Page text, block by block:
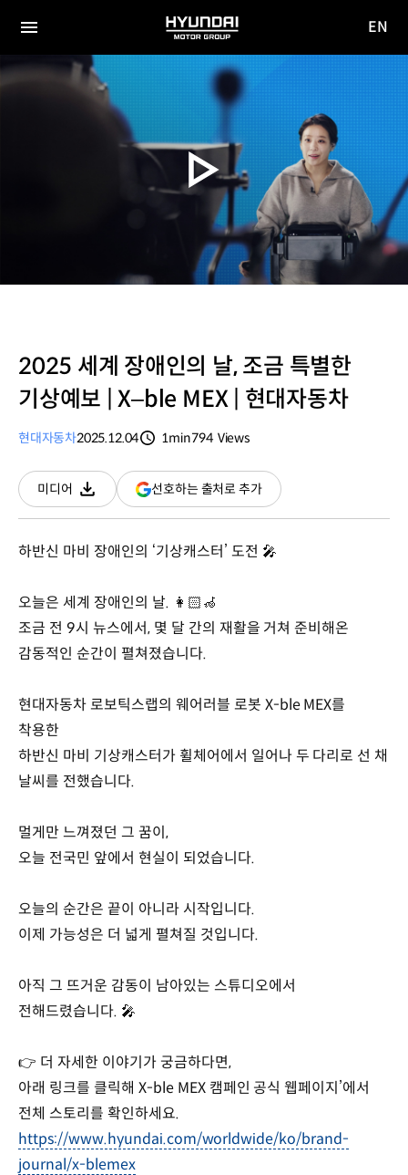
전체
HYUNDAI
MOTOR
EN
2025 세계 장애인의 날, 조금 특별한
기상예보 | X–ble MEX | 현대자동차
현대자동차2025.12.04
1min794 Views
미디어
다운로드
선호하는 출처로 추가(새
창
하반신 마비 장애인의 ‘기상캐스터’ 도전 🎤
오늘은 세계 장애인의 날. 👩🏻‍🦽
조금 전 9시 뉴스에서, 몇 달 간의 재활을 거쳐 준비해온
감동적인 순간이 펼쳐졌습니다.
현대자동차 로보틱스랩의 웨어러블 로봇 X-ble MEX를
착용한
하반신 마비 기상캐스터가 휠체어에서 일어나 두 다리로 선 채
날씨를 전했습니다.
멀게만 느껴졌던 그 꿈이,
오늘 전국민 앞에서 현실이 되었습니다.
오늘의 순간은 끝이 아니라 시작입니다.
이제 가능성은 더 넓게 펼쳐질 것입니다.
아직 그 뜨거운 감동이 남아있는 스튜디오에서
전해드렸습니다. 🎤
👉 더 자세한 이야기가 궁금하다면,
아래 링크를 클릭해 X-ble MEX 캠페인 공식 웹페이지’에서
전체 스토리를 확인하세요.
https://www.hyundai.com/worldwide/ko/brand-
journal/x-blemex